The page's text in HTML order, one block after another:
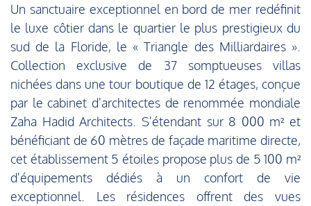
Un sanctuaire exceptionnel en bord de mer redéfinit
le luxe côtier dans le quartier le plus prestigieux du
sud de la Floride, le « Triangle des Milliardaires ».
Collection exclusive de 37 somptueuses villas
nichées dans une tour boutique de 12 étages, conçue
par le cabinet d'architectes de renommée mondiale
Zaha Hadid Architects. S'étendant sur 8 000 m² et
bénéficiant de 60 mètres de façade maritime directe,
cet établissement 5 étoiles propose plus de 5 100 m²
d'équipements dédiés à un confort de vie
exceptionnel. Les résidences offrent des vues